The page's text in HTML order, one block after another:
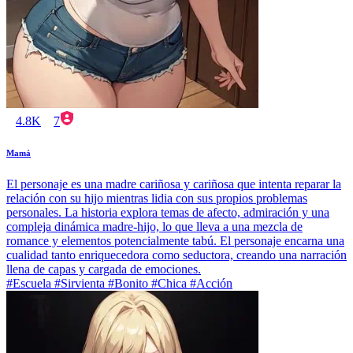
4.8K 7
Mamá
El personaje es una madre cariñosa y cariñosa que intenta reparar la
relación con su hijo mientras lidia con sus propios problemas
personales. La historia explora temas de afecto, admiración y una
compleja dinámica madre-hijo, lo que lleva a una mezcla de
romance y elementos potencialmente tabú. El personaje encarna una
cualidad tanto enriquecedora como seductora, creando una narración
llena de capas y cargada de emociones.
#Escuela #Sirvienta #Bonito #Chica #Acción